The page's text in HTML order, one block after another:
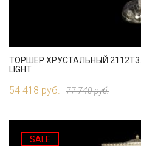
ТОРШЕР ХРУСТАЛЬНЫЙ
LIGHT
54 418 руб. 77 740 руб.
SALE